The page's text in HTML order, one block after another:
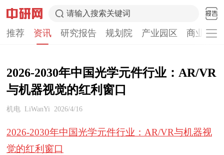
请输入搜索关键词
推荐 资讯 研究报告 规划院 产业园区 商业计
2026-2030年中国光学元件行业：AR/VR
与机器视觉的红利窗口
机电 LiWanYi 2026/4/16
2026-2030年中国光学元件行业：AR/VR与机器视
觉的红利窗口